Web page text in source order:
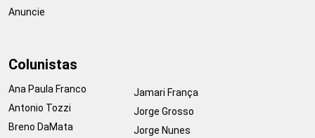
Anuncie
Colunistas
Ana Paula Franco
Antonio Tozzi
Breno DaMata
Jamari França
Jorge Grosso
Jorge Nunes